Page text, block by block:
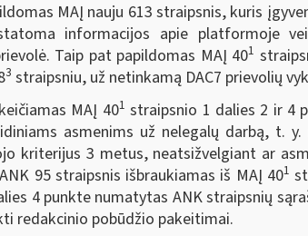
MAĮ nauju 613 straipsnis, kuris
informacijos apie platformoje
Taip pat papildomas MAĮ 401
3 straipsniu, už netinkamą DAC7 prievolių
MAĮ 401 straipsnio 1 dalies 2 ir 4
asmenims už nelegalų darbą, t.
kriterijus 3 metus, neatsižvelgiant ar
95 straipsnis išbraukiamas iš MAĮ 401
4 punkte numatytas ANK straipsnių
redakcinio pobūdžio pakeitimai.